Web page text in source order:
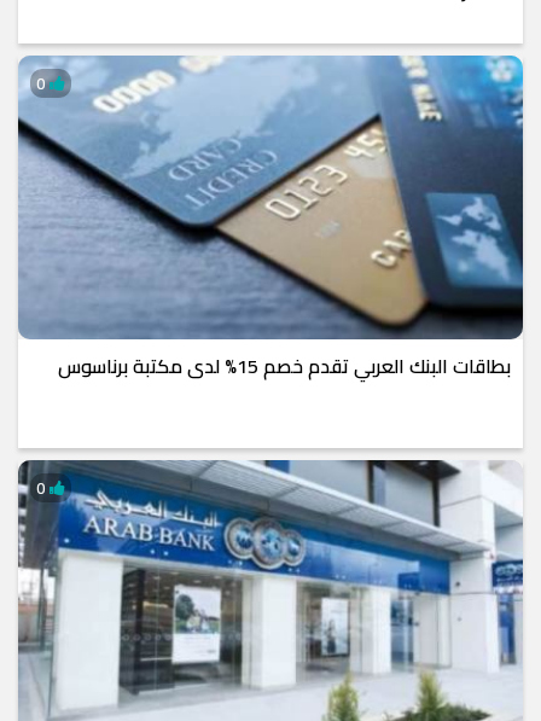
بطاقات البنك العربي تقدم خصم 15% لدى مكتبة برناسوس
0